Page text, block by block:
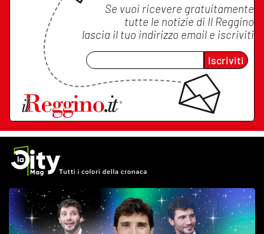
Se vuoi ricevere gratuitamente
tutte le notizie di Il Reggino
lascia il tuo indirizzo email e iscriviti
Iscriviti